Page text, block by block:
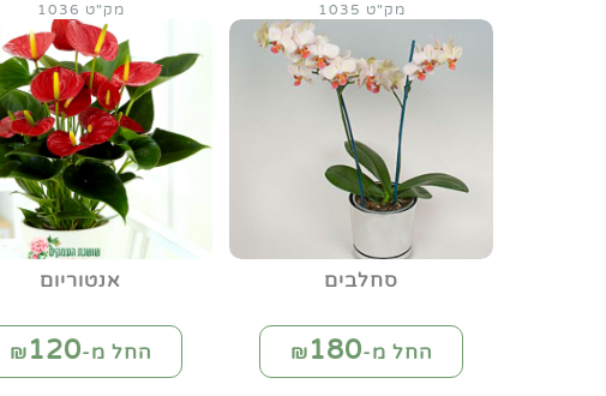
סחלבים
מק"ט 1035
החל מ-₪180
אנטוריום
מק"ט 1036
החל מ-₪120